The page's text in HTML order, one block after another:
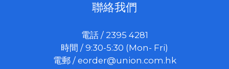
聯絡我們
電話 / 2395 4281
時間 / 9:30-5:30 (Mon- Fri)
電郵 / eorder@union.com.hk